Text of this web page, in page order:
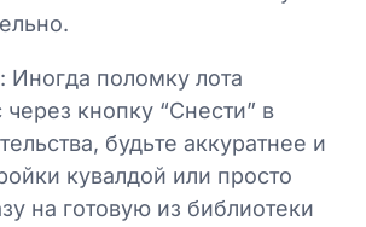
поломку лота
кнопку “Снести” в
будьте аккуратнее и
кувалдой или просто
на готовую из библиотеки